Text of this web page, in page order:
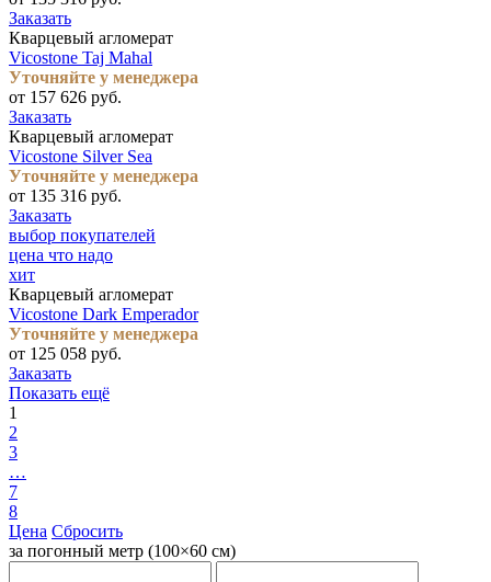
Заказать
Кварцевый агломерат
Vicostone Taj Mahal
Уточняйте у менеджера
от 157 626 руб.
Заказать
Кварцевый агломерат
Vicostone Silver Sea
Уточняйте у менеджера
от 135 316 руб.
Заказать
выбор покупателей
цена что надо
хит
Кварцевый агломерат
Vicostone Dark Emperador
Уточняйте у менеджера
от 125 058 руб.
Заказать
Показать ещё
1
2
3
…
7
8
Цена Сбросить
за погонный метр (100×60 cм)